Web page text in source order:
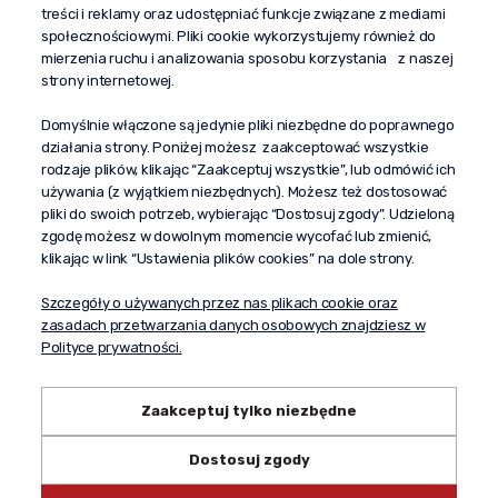
“Propaganda"
al. Komisji Edukacji Narodowej 51/U5
02-797 Warszawa
Dostawa
Moje konto
O firmie
treści i reklamy oraz udostępniać funkcje związane z mediami
społecznościowymi. Pliki cookie wykorzystujemy również do
mierzenia ruchu i analizowania sposobu korzystania z naszej
strony internetowej.
Domyślnie włączone są jedynie pliki niezbędne do poprawnego
działania strony. Poniżej możesz zaakceptować wszystkie
rodzaje plików, klikając “Zaakceptuj wszystkie”, lub odmówić ich
używania (z wyjątkiem niezbędnych). Możesz też dostosować
pliki do swoich potrzeb, wybierając “Dostosuj zgody”. Udzieloną
zgodę możesz w dowolnym momencie wycofać lub zmienić,
klikając w link “Ustawienia plików cookies” na dole strony.
Szczegóły o używanych przez nas plikach cookie oraz
zasadach przetwarzania danych osobowych znajdziesz w
Polityce prywatności.
Zaakceptuj tylko niezbędne
Dostosuj zgody